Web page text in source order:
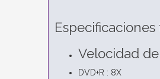
Velocidad
DVD+R : 8X